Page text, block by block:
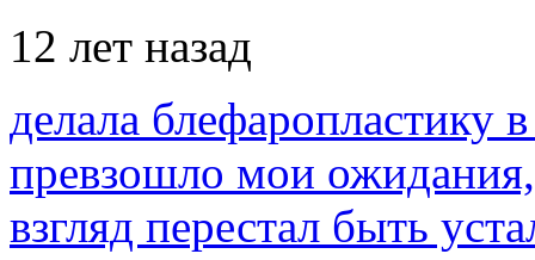
12 лет назад
делала блефаропластику
превзошло мои
взгляд перестал быть